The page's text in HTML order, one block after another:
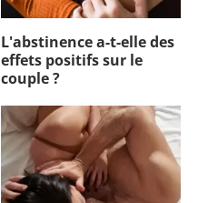
L'abstinence a-t-elle des
effets positifs sur le
couple ?